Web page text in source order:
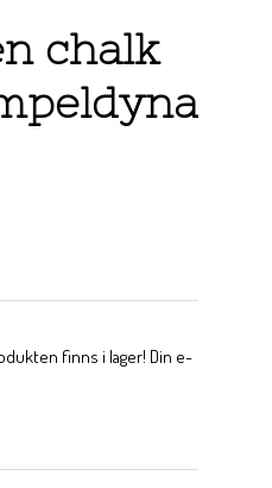
chalk
finns i lager! Din e-